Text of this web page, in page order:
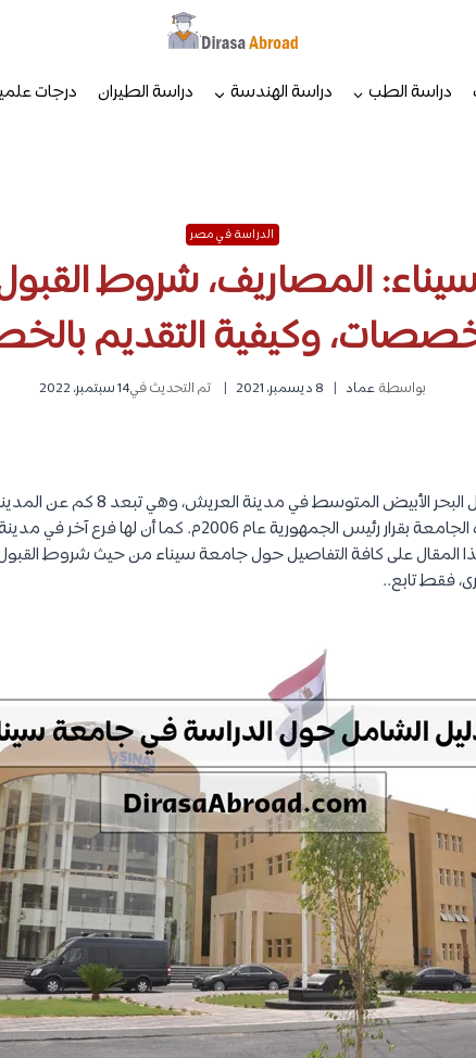
دراسة الطب دراسة الهندسة دراسة الطيران درجات
الدراسة في مصر
المصاريف، شروط
وكيفية التقديم
بواسطة عماد 8 ديسمبر، 2021 تم التحديث في14 سبتمبر، 2022
الإسماعيلية. وتم انشاء هذه الجامعة بقرار رئيس الجمهورية
المقال على كافة التفاصيل حول جامعة سيناء من حيث شروط القبول
فقط تابع..